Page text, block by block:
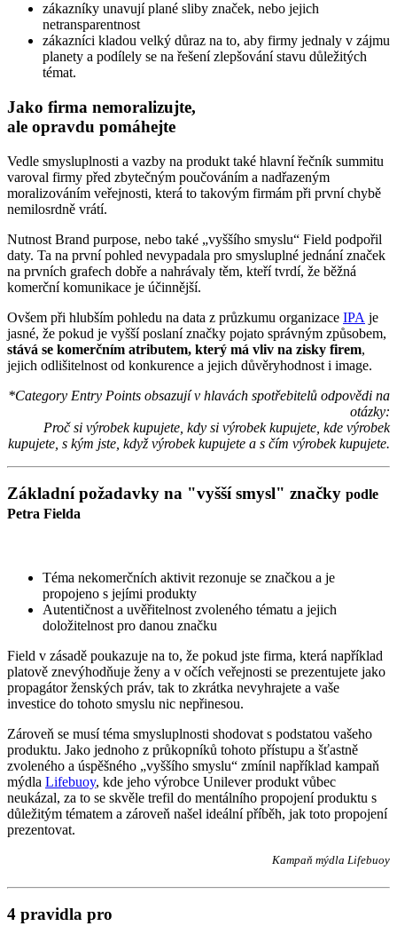
zákazníky unavují plané sliby značek, nebo jejich
netransparentnost
zákazníci kladou velký důraz na to, aby firmy jednaly v zájmu
planety a podílely se na řešení zlepšování stavu důležitých
témat.
Jako firma nemoralizujte,
ale opravdu pomáhejte
Vedle smysluplnosti a vazby na produkt také hlavní řečník summitu
varoval firmy před zbytečným poučováním a nadřazeným
moralizováním veřejnosti, která to takovým firmám při první chybě
nemilosrdně vrátí.
Nutnost Brand purpose, nebo také „vyššího smyslu“ Field podpořil
daty. Ta na první pohled nevypadala pro smysluplné jednání značek
na prvních grafech dobře a nahrávaly těm, kteří tvrdí, že běžná
komerční komunikace je účinnější.
Ovšem při hlubším pohledu na data z průzkumu organizace IPA je
jasné, že pokud je vyšší poslaní značky pojato správným způsobem,
stává se komerčním atributem, který má vliv na zisky firem,
jejich odlišitelnost od konkurence a jejich důvěryhodnost i image.
*Category Entry Points obsazují v hlavách spotřebitelů odpovědi na
otázky:
Proč si výrobek kupujete, kdy si výrobek kupujete, kde výrobek
kupujete, s kým jste, když výrobek kupujete a s čím výrobek kupujete.
Základní požadavky na "vyšší smysl" značky podle
Petra Fielda
Téma nekomerčních aktivit rezonuje se značkou a je
propojeno s jejími produkty
Autentičnost a uvěřitelnost zvoleného tématu a jejich
doložitelnost pro danou značku
Field v zásadě poukazuje na to, že pokud jste firma, která například
platově znevýhodňuje ženy a v očích veřejnosti se prezentujete jako
propagátor ženských práv, tak to zkrátka nevyhrajete a vaše
investice do tohoto smyslu nic nepřinesou.
Zároveň se musí téma smysluplnosti shodovat s podstatou vašeho
produktu. Jako jednoho z průkopníků tohoto přístupu a šťastně
zvoleného a úspěšného „vyššího smyslu“ zmínil například kampaň
mýdla Lifebuoy, kde jeho výrobce Unilever produkt vůbec
neukázal, za to se skvěle trefil do mentálního propojení produktu s
důležitým tématem a zároveň našel ideální příběh, jak toto propojení
prezentovat.
Kampaň mýdla Lifebuoy
4 pravidla pro